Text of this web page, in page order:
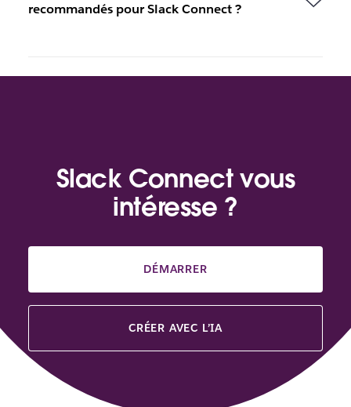
recommandés pour Slack Connect ?
Slack Connect vous
intéresse ?
DÉMARRER
CRÉER AVEC L’IA